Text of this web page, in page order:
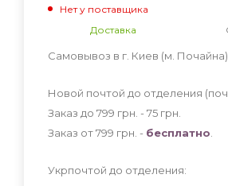
Нет у поставщика
Доставка
Самовывоз в г. Киев (м.
Новой почтой до отделения
Заказ до 799 грн. - 75 грн
Заказ от 799 грн. - бесплатно
Укрпочтой до отделения: